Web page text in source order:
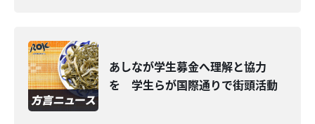
あしなが学生募金へ理解と協力
を 学生らが国際通りで街頭活動